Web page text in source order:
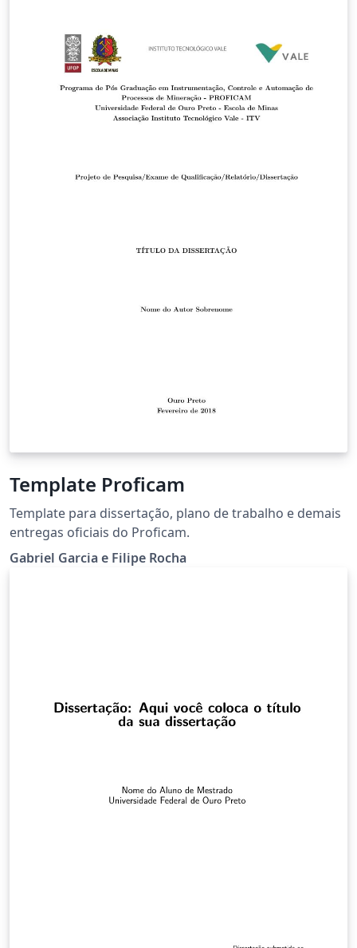
Template Proficam
Template para dissertação, plano de trabalho e demais
entregas oficiais do Proficam.
Gabriel Garcia e Filipe Rocha